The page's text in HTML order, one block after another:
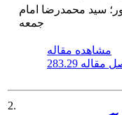
سید محمدرضا امام
جمعه
مشاهده مقاله
مقاله
2.